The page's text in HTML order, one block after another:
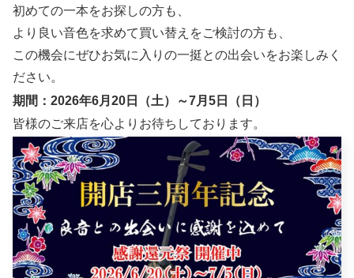
初めての一本をお探しの方も、
より良い音色を求めて買い替えをご検討の方も、
この機会にぜひお気に入りの一挺との出会いをお楽しみく
ださい。
期間：2026年6月20日（土）～7月5日（日）
皆様のご来店を心よりお待ちしております。